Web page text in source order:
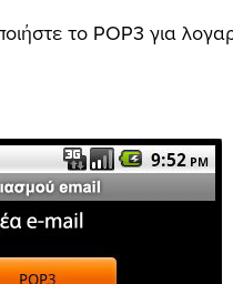
το POP3 για